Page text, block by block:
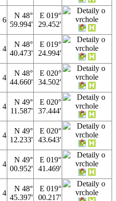
6
N 48°
59.994'
E 019°
29.452'
4
N 48°
40.473'
E 019°
24.994'
4
N 48°
44.660'
E 020°
34.502'
4
N 49°
11.587'
E 020°
37.444'
4
N 49°
12.233'
E 020°
43.643'
4
N 49°
00.952'
E 019°
41.469'
4
N 48°
45.397'
E 019°
00.217'